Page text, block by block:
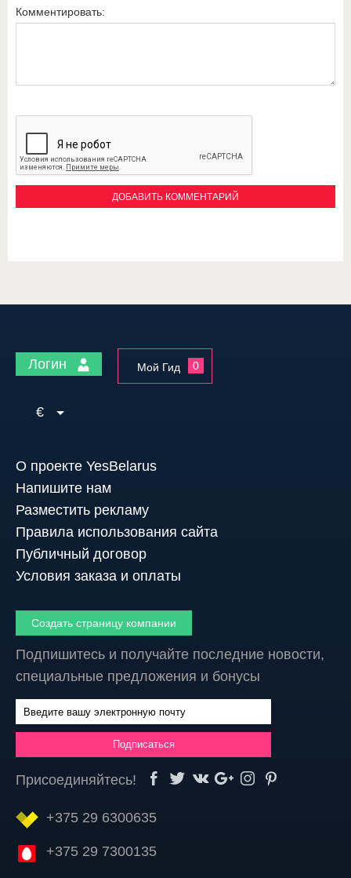
Комментировать:
Логин Мой Гид 0
€
О проекте YesBelarus
Напишите нам
Разместить рекламу
Правила использования сайта
Публичный договор
Условия заказа и оплаты
Создать страницу компании
Подпишитесь и получайте последние новости,
специальные предложения и бонусы
Присоединяйтесь!
+375 29 6300635
+375 29 7300135